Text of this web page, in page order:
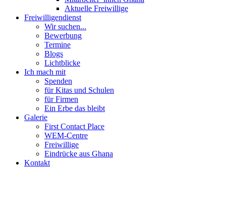
Aktuelle Freiwillige
Freiwilligendienst
Wir suchen...
Bewerbung
Termine
Blogs
Lichtblicke
Ich mach mit
Spenden
für Kitas und Schulen
für Firmen
Ein Erbe das bleibt
Galerie
First Contact Place
WEM-Centre
Freiwillige
Eindrücke aus Ghana
Kontakt